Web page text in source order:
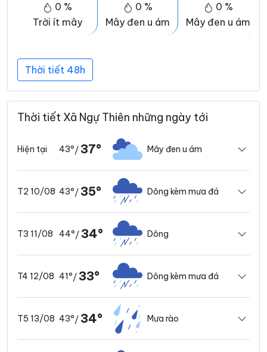
0 %
Trời ít mây
0 %
Mây đen u ám
0 %
Mây đen u ám
Thời tiết 48h
Thời tiết Xã Ngự Thiên những ngày tới
Hiện tại 43°/ 37° Mây đen u ám
T2 10/08 43°/ 35° Dông kèm mưa đá
T3 11/08 44°/ 34° Dông
T4 12/08 41°/ 33° Dông kèm mưa đá
T5 13/08 43°/ 34° Mưa rào